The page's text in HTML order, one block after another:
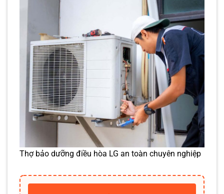
Thợ bảo dưỡng điều hòa LG an toàn chuyên nghiệp